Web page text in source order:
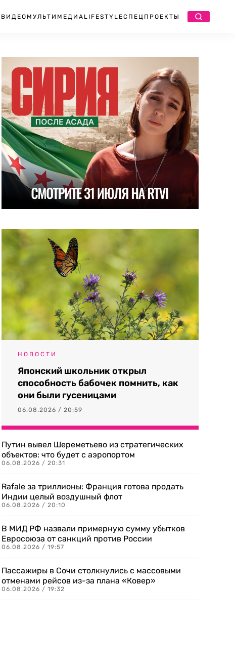
ВИДЕО МУЛЬТИМЕДИА LIFESTYLEСПЕЦПРОЕКТЫ
НОВОСТИ
Японский школьник открыл
способность бабочек помнить, как
они были гусеницами
06.08.2026 / 20:59
Путин вывел Шереметьево из стратегических
объектов: что будет с аэропортом
06.08.2026 / 20:31
Rafale за триллионы: Франция готова продать
Индии целый воздушный флот
06.08.2026 / 20:10
В МИД РФ назвали примерную сумму убытков
Евросоюза от санкций против России
06.08.2026 / 19:57
Пассажиры в Сочи столкнулись с массовыми
отменами рейсов из-за плана «Ковер»
06.08.2026 / 19:32